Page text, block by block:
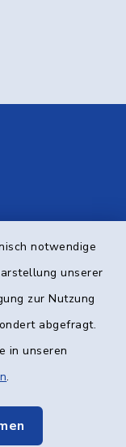
notwendige
unserer
zur Nutzung
abgefragt.
in unseren
.